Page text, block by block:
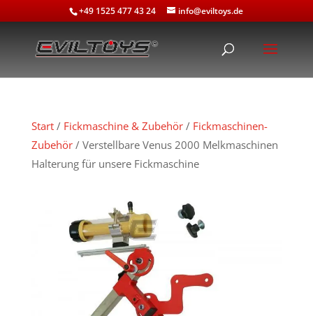
+49 1525 477 43 24 info@eviltoys.de
Start/ Fickmaschine & Zubehör/ Fickmaschinen-
Zubehör/ Verstellbare Venus 2000 Melkmaschinen
Halterung für unsere Fickmaschine